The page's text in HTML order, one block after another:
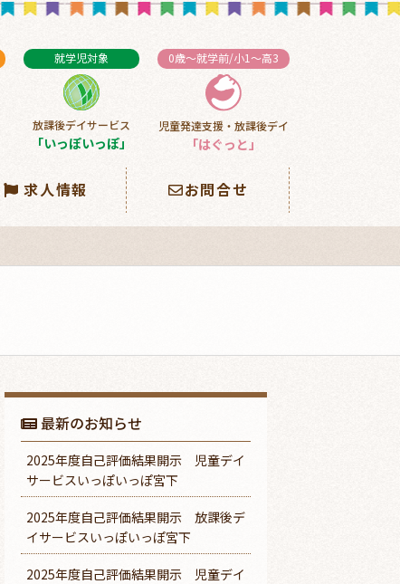
就学児対象
放課後デイサービス
「いっぽいっぽ」
0歳～就学前/小1～高3
児童発達支援・放課後デイ
「はぐっと」
求人情報 お問合せ
最新のお知らせ
2025年度自己評価結果開示 児童デイ
サービスいっぽいっぽ宮下
2025年度自己評価結果開示 放課後デ
イサービスいっぽいっぽ宮下
2025年度自己評価結果開示 児童デイ